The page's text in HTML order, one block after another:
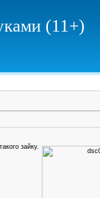
(11+)
зайку.